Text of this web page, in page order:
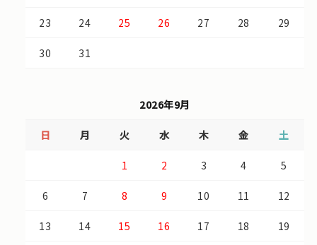
23 24 25 26 27 28 29
30 31
2026年9月
日 月 火 水 木 金 土
1 2 3 4 5
6 7 8 9 10 11 12
13 14 15 16 17 18 19